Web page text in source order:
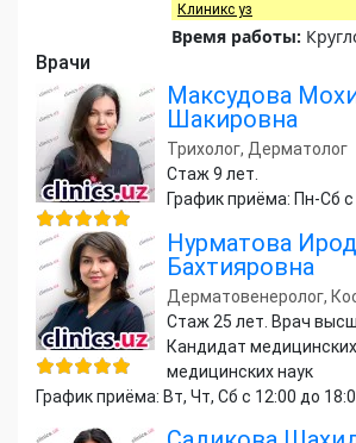
Клиникс уз
Время работы:
Врачи
Максудова
Шакировна
Трихолог, Дерматолог
Стаж 9 лет.
График приёма: Пн-Сб
Нурматова
Бахтияровна
Дерматовенеролог,
Стаж 25 лет. Врач
Кандидат
медицинских наук
График приёма: Вт, Чт, Сб с 12:00 до